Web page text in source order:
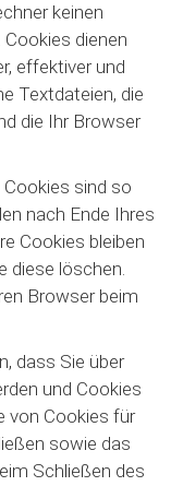
keinen
dienen
effektiver und
Textdateien, die
die Ihr Browser
sind so
nach Ende Ihres
Cookies bleiben
diese löschen.
Browser beim
dass Sie über
und Cookies
von Cookies für
sowie das
Schließen des